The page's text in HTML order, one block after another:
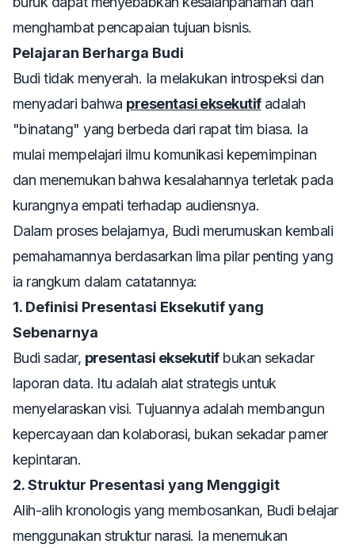
menghambat pencapaian tujuan bisnis.
Pelajaran Berharga Budi
Budi tidak menyerah. Ia melakukan introspeksi dan
menyadari bahwa presentasi eksekutifadalah
"binatang" yang berbeda dari rapat tim biasa. Ia
mulai mempelajari ilmu komunikasi kepemimpinan
dan menemukan bahwa kesalahannya terletak pada
kurangnya empati terhadap audiensnya.
Dalam proses belajarnya, Budi merumuskan kembali
pemahamannya berdasarkan lima pilar penting yang
ia rangkum dalam catatannya:
1. Definisi Presentasi Eksekutif yang
Sebenarnya
Budi sadar, presentasi eksekutifbukan sekadar
laporan data. Itu adalah alat strategis untuk
menyelaraskan visi. Tujuannya adalah membangun
kepercayaan dan kolaborasi, bukan sekadar pamer
kepintaran.
2. Struktur Presentasi yang Menggigit
Alih-alih kronologis yang membosankan, Budi belajar
menggunakan struktur narasi. Ia menemukan